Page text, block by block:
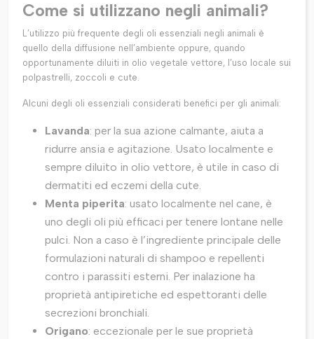
Come si utilizzano negli animali?
L’utilizzo più frequente degli oli essenziali negli animali è
quello della diffusione nell’ambiente oppure, quando
opportunamente diluiti in olio vegetale vettore, l’uso locale sui
polpastrelli, zoccoli e cute.
Alcuni degli oli essenziali considerati benefici per gli animali:
Lavanda: per la sua azione calmante, aiuta a
ridurre ansia e agitazione. Usato localmente e
sempre diluito in olio vettore, è utile in caso di
dermatiti ed eczemi della cute.
Menta piperita: usato localmente nel cane, è
uno degli oli più efficaci per tenere lontane nelle
pulci. Non a caso è l’ingrediente principale delle
formulazioni naturali di shampoo e repellenti
contro i parassiti esterni. Per inalazione ha
proprietà antipiretiche ed espettoranti delle
secrezioni bronchiali.
Origano: eccezionale per le sue proprietà